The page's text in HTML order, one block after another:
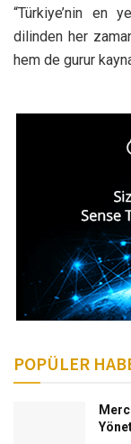
“Türkiye’nin en
dilinden her
hem de gurur
POPÜLER